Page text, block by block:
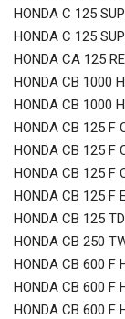
HONDA C 125
HONDA C 125
HONDA CA 125
HONDA CB 1000
HONDA CB 1000
HONDA CB 125 F
HONDA CB 125 F
HONDA CB 125 F
HONDA CB 125 F
HONDA CB 125
HONDA CB 250
HONDA CB 600 F
HONDA CB 600 F
HONDA CB 600 F